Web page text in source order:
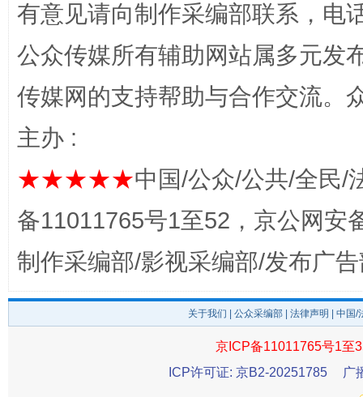
揭开“小金库”的免责幌子
受贿1.44亿！段成刚被判无期 从幼
有意见请向制作采编部联系，电
公众传媒所有辅助网站属多元发
传媒网的支持帮助与合作交流。
主办 :
★★★★★中国/公众/公共/全民/
备11011765号1至52，京公网安
制作采编部/影视采编部/发布广
关于我们 公众采编部 法律声明 | 中国
京ICP备11011765号1至
ICP许可证: 京B2-20251785
广